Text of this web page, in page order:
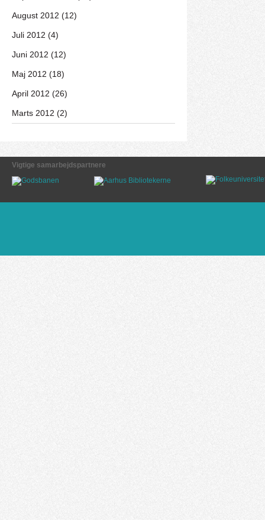
August 2012 (12)
Juli 2012 (4)
Juni 2012 (12)
Maj 2012 (18)
April 2012 (26)
Marts 2012 (2)
Vigtige samarbejdspartnere